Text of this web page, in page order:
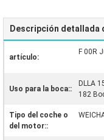
Descripción detallada
artículo:
F 00R
Uso para la boca::
DLLA
182
Tipo del coche o
del motor::